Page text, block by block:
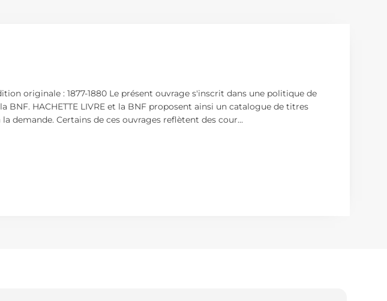
originale : 1877-1880 Le présent ouvrage s'inscrit dans une politique de
HACHETTE LIVRE et la BNF proposent ainsi un catalogue de titres
demande. Certains de ces ouvrages reflètent des cour...